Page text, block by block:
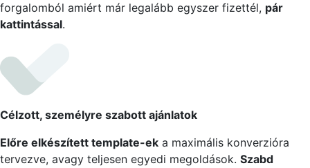
forgalomból amiért már legalább egyszer fizettél, pár
kattintással.
Célzott, személyre szabott ajánlatok
Előre elkészített template-ek a maximális konverzióra
tervezve, avagy teljesen egyedi megoldások. Szabd